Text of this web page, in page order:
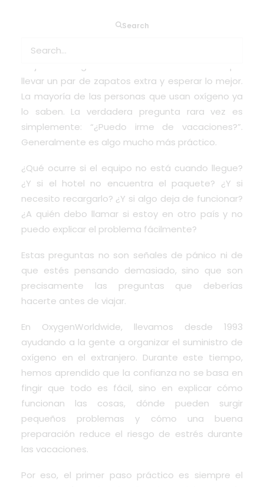
Search
Viajar con oxígeno es posible,
llevar un par de zapatos extra y esperar lo mejor.
La mayoría de las personas que usan oxígeno ya
lo saben. La verdadera pregunta rara vez es
simplemente: “¿Puedo irme de vacaciones?”.
Generalmente es algo mucho más práctico.
¿Qué ocurre si el equipo no está cuando llegue?
¿Y si el hotel no encuentra el paquete? ¿Y si
necesito recargarlo? ¿Y si algo deja de funcionar?
¿A quién debo llamar si estoy en otro país y no
puedo explicar el problema fácilmente?
Estas preguntas no son señales de pánico ni de
que estés pensando demasiado, sino que son
precisamente las preguntas que deberías
hacerte antes de viajar.
En OxygenWorldwide, llevamos desde 1993
ayudando a la gente a organizar el suministro de
oxígeno en el extranjero. Durante este tiempo,
hemos aprendido que la confianza no se basa en
fingir que todo es fácil, sino en explicar cómo
funcionan las cosas, dónde pueden surgir
pequeños problemas y cómo una buena
preparación reduce el riesgo de estrés durante
las vacaciones.
Por eso, el primer paso práctico es siempre el